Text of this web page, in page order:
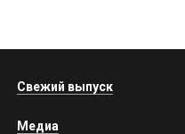
Свежий выпуск
Медиа